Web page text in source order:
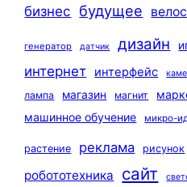
бизнес будущее
генератор датчик дизайн
интернет интерфейс
лампа
магазин магнит
машинное обучение
микро-
растение реклама рисунок
робототехника сайт